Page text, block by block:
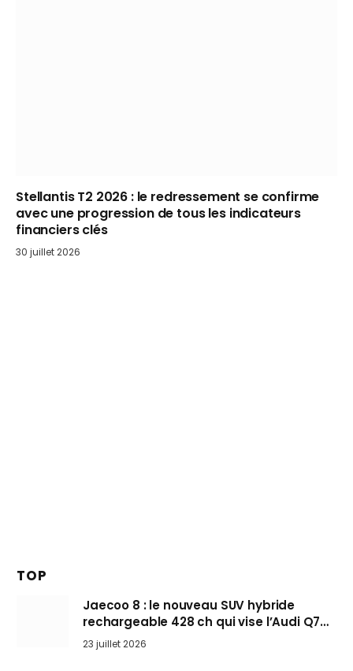
Stellantis T2 2026 : le redressement se confirme
avec une progression de tous les indicateurs
financiers clés
30 juillet 2026
TOP
Jaecoo 8 : le nouveau SUV hybride
rechargeable 428 ch qui vise l’Audi Q7
arrive en Europe cet automne
23 juillet 2026